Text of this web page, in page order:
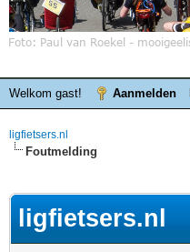
Welkom gast! Aanmelden
ligfietsers.nl
Foutmelding
ligfietsers.nl